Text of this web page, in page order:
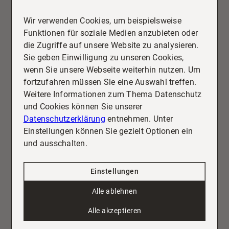
attraktiven Renditemöglichkeiten, stabiler
Nachfrage und hohem Lebenswert macht die
Gemeinde zum Hotspot für clevere Investments in
Immobilien.
Mehr erfahren
Homestaging-Trends 2026:
jetzt Wert legen
Wir verwenden Cookies, um beispielsweise
Funktionen für soziale Medien anzubieten oder
die Zugriffe auf unsere Website zu analysieren.
Sie geben Einwilligung zu unseren Cookies,
wenn Sie unsere Webseite weiterhin nutzen. Um
fortzufahren müssen Sie eine Auswahl treffen.
Weitere Informationen zum Thema Datenschutz
und Cookies können Sie unserer
Datenschutzerklärung entnehmen. Unter
Einstellungen können Sie gezielt Optionen ein
und ausschalten.
Einstellungen
Alle ablehnen
Alle akzeptieren